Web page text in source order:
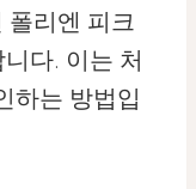
폴리엔 피크
다. 이는 처
하는 방법입